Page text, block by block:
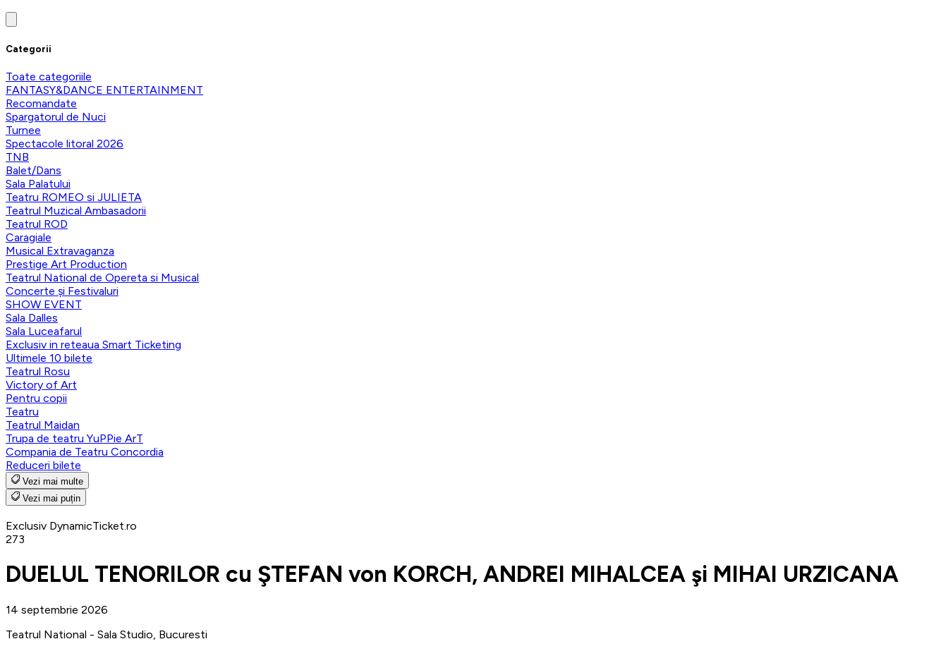
Categorii
Toate categoriile
FANTASY&DANCE ENTERTAINMENT
Recomandate
Spargatorul de Nuci
Turnee
Spectacole litoral 2026
TNB
Balet/Dans
Sala Palatului
Teatru ROMEO si JULIETA
Teatrul Muzical Ambasadorii
Teatrul ROD
Caragiale
Musical Extravaganza
Prestige Art Production
Teatrul National de Opereta si Musical
Concerte și Festivaluri
SHOW EVENT
Sala Dalles
Sala Luceafarul
Exclusiv in reteaua Smart Ticketing
Ultimele 10 bilete
Teatrul Rosu
Victory of Art
Pentru copii
Teatru
Teatrul Maidan
Trupa de teatru YuPPie ArT
Compania de Teatru Concordia
Reduceri bilete
Vezi mai multe
Vezi mai puțin
Exclusiv DynamicTicket.ro
273
DUELUL TENORILOR cu ŞTEFAN von KORCH, ANDREI MIHALCEA şi MIHAI URZICANA
14 septembrie 2026
Teatrul National - Sala Studio, Bucuresti